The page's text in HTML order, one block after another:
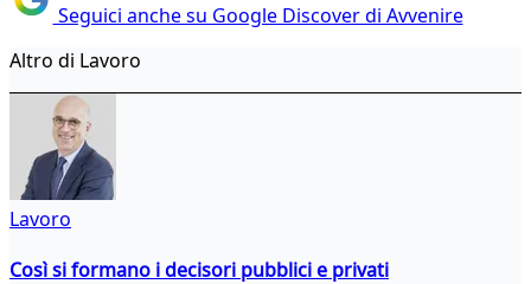
Seguici anche su Google Discover di Avvenire
Altro di Lavoro
Lavoro
Così si formano i decisori pubblici e privati